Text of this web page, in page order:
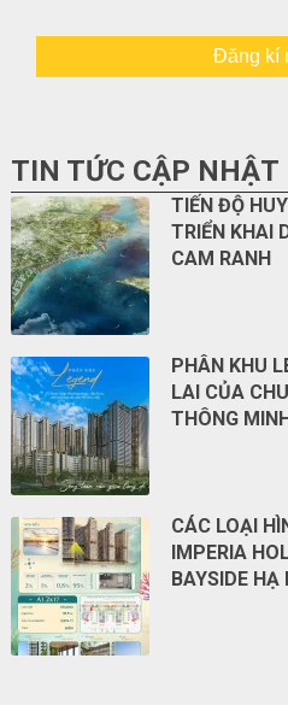
Đăng kí
TIN TỨC CẬP NHẬT
TIẾN ĐỘ
TRIỂN KHAI
CAM RANH
PHÂN KHU
LAI CỦA
THÔNG
CÁC LOẠI
IMPERIA
BAYSIDE HẠ